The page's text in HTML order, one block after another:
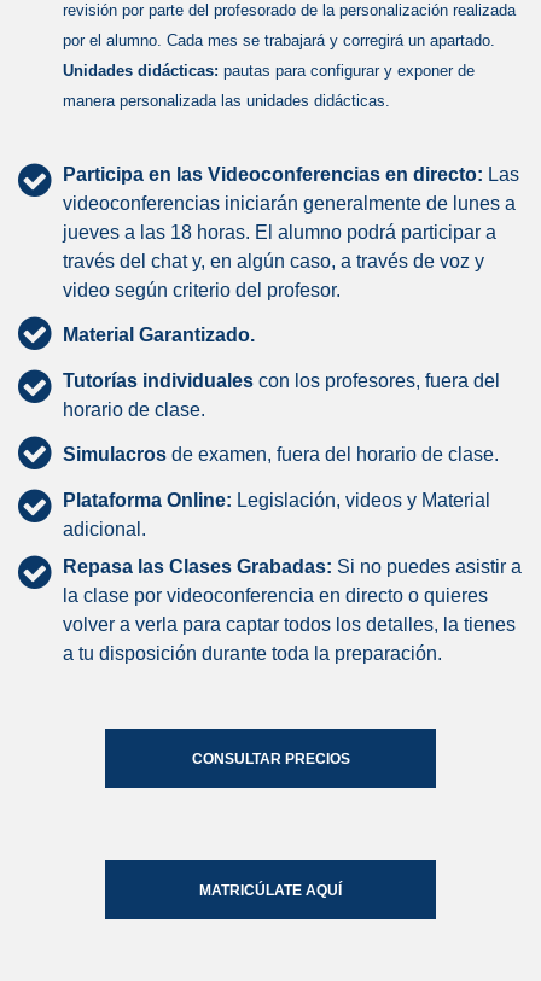
revisión por parte del profesorado de la personalización realizada
por el alumno. Cada mes se trabajará y corregirá un apartado.
Unidades didácticas: pautas para configurar y exponer de
manera personalizada las unidades didácticas.
Participa en las Videoconferencias en directo: Las
videoconferencias iniciarán generalmente de lunes a
jueves a las 18 horas. El alumno podrá participar a
través del chat y, en algún caso, a través de voz y
video según criterio del profesor.
Material Garantizado.
Tutorías individuales con los profesores, fuera del
horario de clase.
Simulacros de examen, fuera del horario de clase.
Plataforma Online: Legislación, videos y Material
adicional.
Repasa las Clases Grabadas: Si no puedes asistir a
la clase por videoconferencia en directo o quieres
volver a verla para captar todos los detalles, la tienes
a tu disposición durante toda la preparación.
CONSULTAR PRECIOS
MATRICÚLATE AQUÍ